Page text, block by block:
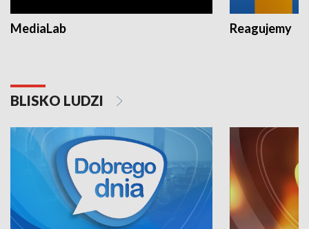
MediaLab Reagujemy
BLISKO LUDZI